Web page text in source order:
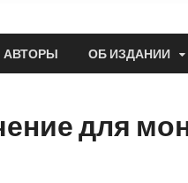
АВТОРЫ ОБ ИЗДАНИИ
для